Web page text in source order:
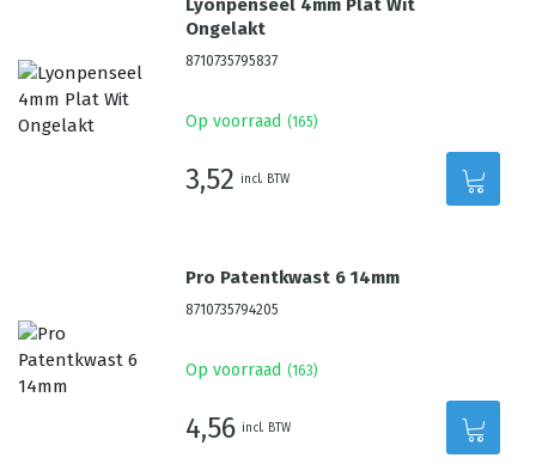
Lyonpenseel 4mm Plat Wit
Ongelakt
8710735795837
Op voorraad (165)
3,52 incl. BTW
Pro Patentkwast 6 14mm
8710735794205
Op voorraad (163)
4,56 incl. BTW